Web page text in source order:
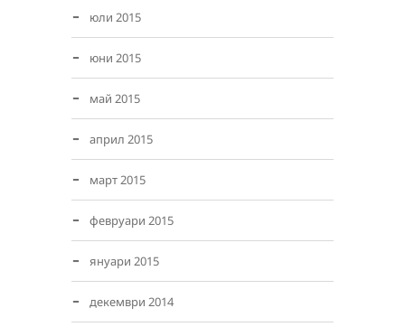
юли 2015
юни 2015
май 2015
април 2015
март 2015
февруари 2015
януари 2015
декември 2014